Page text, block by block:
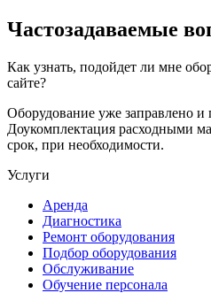
Частозадаваемые
Как узнать, подойдет ли мне
сайте?
Оборудование уже заправлено и
Доукомплектация расходными
срок, при необходимости.
Услуги
Аренда
Диагностика
Ремонт оборудования
Подбор оборудования
Обслуживание
Обучение персонала